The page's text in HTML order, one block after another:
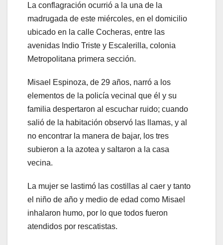
La conflagración ocurrió a la una de la
madrugada de este miércoles, en el domicilio
ubicado en la calle Cocheras, entre las
avenidas Indio Triste y Escalerilla, colonia
Metropolitana primera sección.
Misael Espinoza, de 29 años, narró a los
elementos de la policía vecinal que él y su
familia despertaron al escuchar ruido; cuando
salió de la habitación observó las llamas, y al
no encontrar la manera de bajar, los tres
subieron a la azotea y saltaron a la casa
vecina.
La mujer se lastimó las costillas al caer y tanto
el niño de año y medio de edad como Misael
inhalaron humo, por lo que todos fueron
atendidos por rescatistas.